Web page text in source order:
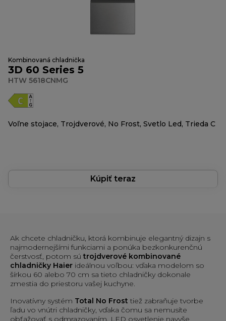
Kombinovaná chladnička
3D 60 Series 5
HTW 5618CNMG
Voľne stojace, Trojdverové, No Frost, Svetlo Led, Trieda C
Kúpiť teraz
Ak chcete chladničku, ktorá kombinuje elegantný dizajn s
najmodernejšími funkciami a ponúka bezkonkurenčnú
čerstvosť, potom sútrojdverové kombinované
chladničky Haier ideálnou voľbou: vďaka modelom so
šírkou 60 alebo 70 cm sa tieto chladničky dokonale
zmestia do priestoru vašej kuchyne.
Inovatívny systém Total No Frost tiež zabraňuje tvorbe
ľadu vo vnútri chladničky, vďaka čomu sa nemusíte
obťažovať s odmrazovaním. LED osvetlenie navyše